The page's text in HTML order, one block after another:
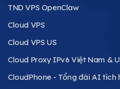
TND VPS OpenClaw
Cloud VPS
Cloud VPS US
Cloud Proxy IPv6 Việt Nam &
CloudPhone - Tổng đài AI tích